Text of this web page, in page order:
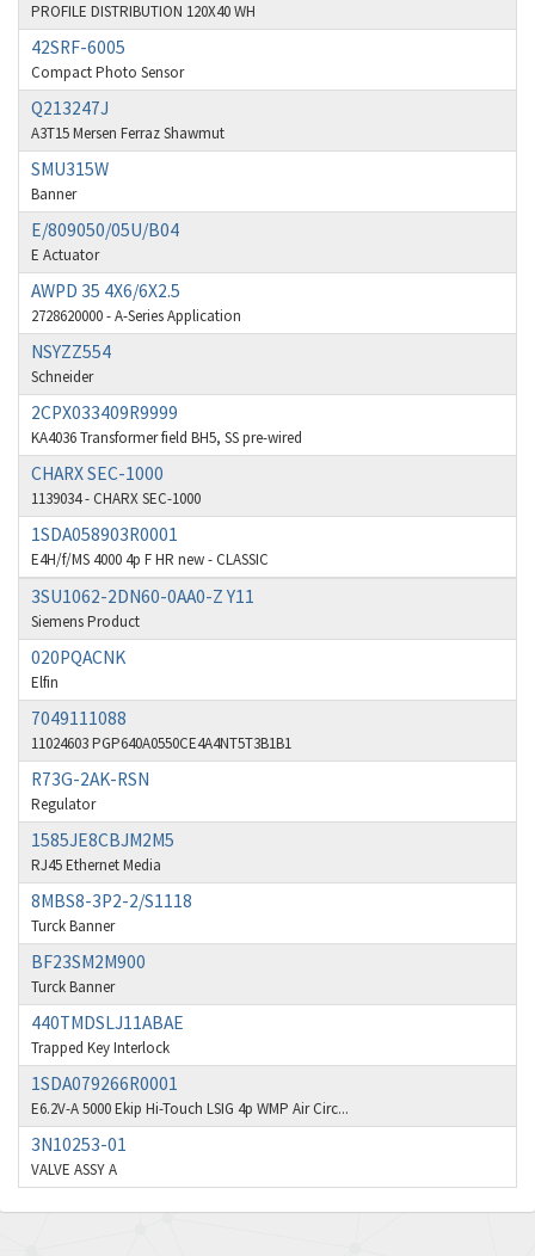
Bbc
Beckhoff
Beijer Electronics
4,293
Belimo
Belling Lee
Bently Nevada
4,706
Benzlers
Berger Lahr
Bernstein
3,776
Bihl+Wiedemann
Boneham & Turner
Bonfiglioli
Bosch Rexroth
Bottero
Brady
British Encoder
Burkert
Bussmann
Carlo Gavazzi
4,842
Celduc
Chloride
Cincinnati Milacron
3,477
Cognex
Contrinex
Control Techniques
3,175
Coperion K-Tron
Cutler Hammer
Danaher Controls
4,216
PROFILE DISTRIBUTION 120X40 WH
42SRF-6005
Compact Photo Sensor
Q213247J
A3T15 Mersen Ferraz Shawmut
SMU315W
Banner
E/809050/05U/B04
E Actuator
AWPD 35 4X6/6X2.5
2728620000 - A-Series Application
NSYZZ554
Schneider
2CPX033409R9999
KA4036 Transformer field BH5, SS pre-wired
CHARX SEC-1000
1139034 - CHARX SEC-1000
1SDA058903R0001
E4H/f/MS 4000 4p F HR new - CLASSIC
3SU1062-2DN60-0AA0-Z Y11
Siemens Product
020PQACNK
Elfin
7049111088
11024603 PGP640A0550CE4A4NT5T3B1B1
R73G-2AK-RSN
Regulator
1585JE8CBJM2M5
RJ45 Ethernet Media
8MBS8-3P2-2/S1118
Turck Banner
BF23SM2M900
Turck Banner
440TMDSLJ11ABAE
Trapped Key Interlock
1SDA079266R0001
E6.2V-A 5000 Ekip Hi-Touch LSIG 4p WMP Air Circ...
3N10253-01
VALVE ASSY A